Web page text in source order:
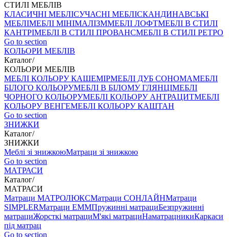
СТИЛІ МЕБЛІВ
КЛАСИЧНІ МЕБЛІСУЧАСНІ МЕБЛІСКАНДИНАВСЬКІ
МЕБЛІМЕБЛІ МІНІМАЛІЗММЕБЛІ ЛОФТМЕБЛІ В СТИЛІ
КАНТРІМЕБЛІ В СТИЛІ ПРОВАНСМЕБЛІ В СТИЛІ РЕТРО
Go to section
КОЛЬОРИ МЕБЛІВ
Каталог/
КОЛЬОРИ МЕБЛІВ
МЕБЛІ КОЛЬОРУ КАШЕМІРМЕБЛІ ДУБ СОНОМАМЕБЛІ
БІЛОГО КОЛЬОРУМЕБЛІ В БІЛОМУ ГЛЯНЦІМЕБЛІ
ЧОРНОГО КОЛЬОРУМЕБЛІ КОЛЬОРУ АНТРАЦИТМЕБЛІ
КОЛЬОРУ ВЕНГЕМЕБЛІ КОЛЬОРУ КАШТАН
Go to section
ЗНИЖКИ
Каталог/
ЗНИЖКИ
Меблі зі знижкоюМатраци зі знижкою
Go to section
МАТРАСИ
Каталог/
МАТРАСИ
Матраци МАТРОЛЮКСМатраци СОНЛАЙНМатраци
SIMPLERМатраци ЕММПружинні матрациБезпружинні
матрациЖорсткі матрациМ'які матрациНаматрацникиКаркаси
під матрац
Go to section